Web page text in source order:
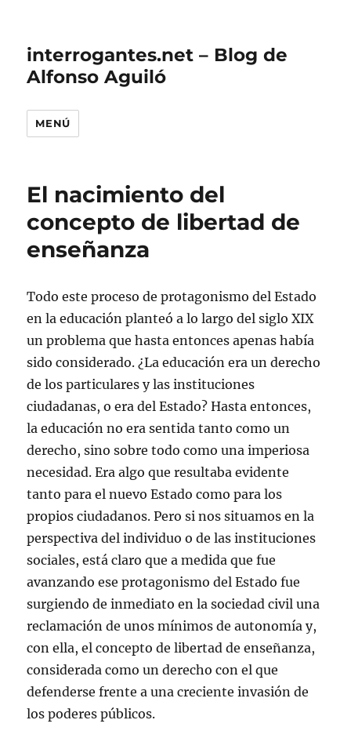
interrogantes.net – Blog de
Alfonso Aguiló
MENÚ
El nacimiento del
concepto de libertad de
enseñanza
Todo este proceso de protagonismo del Estado
en la educación planteó a lo largo del siglo XIX
un problema que hasta entonces apenas había
sido considerado. ¿La educación era un derecho
de los particulares y las instituciones
ciudadanas, o era del Estado? Hasta entonces,
la educación no era sentida tanto como un
derecho, sino sobre todo como una imperiosa
necesidad. Era algo que resultaba evidente
tanto para el nuevo Estado como para los
propios ciudadanos. Pero si nos situamos en la
perspectiva del individuo o de las instituciones
sociales, está claro que a medida que fue
avanzando ese protagonismo del Estado fue
surgiendo de inmediato en la sociedad civil una
reclamación de unos mínimos de autonomía y,
con ella, el concepto de libertad de enseñanza,
considerada como un derecho con el que
defenderse frente a una creciente invasión de
los poderes públicos.